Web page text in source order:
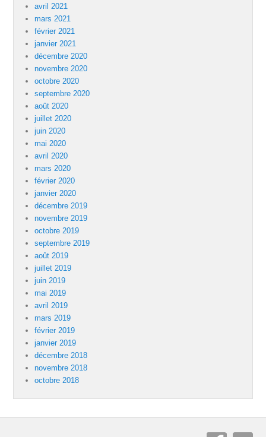
avril 2021
mars 2021
février 2021
janvier 2021
décembre 2020
novembre 2020
octobre 2020
septembre 2020
août 2020
juillet 2020
juin 2020
mai 2020
avril 2020
mars 2020
février 2020
janvier 2020
décembre 2019
novembre 2019
octobre 2019
septembre 2019
août 2019
juillet 2019
juin 2019
mai 2019
avril 2019
mars 2019
février 2019
janvier 2019
décembre 2018
novembre 2018
octobre 2018